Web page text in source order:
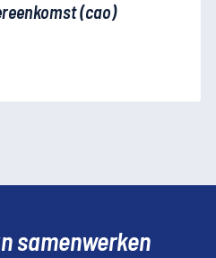
(cao)
samenwerken